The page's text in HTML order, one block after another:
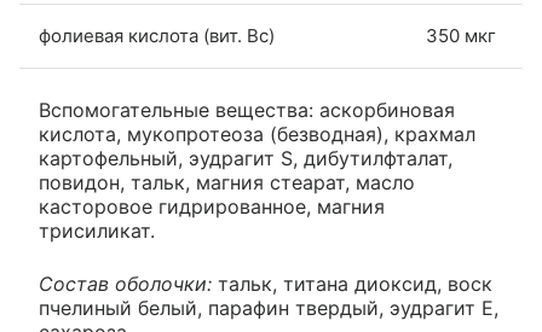
фолиевая кислота (вит. Bc) 350 мкг
Вспомогательные вещества: аскорбиновая
кислота, мукопротеоза (безводная), крахмал
картофельный, эудрагит S, дибутилфталат,
повидон, тальк, магния стеарат, масло
касторовое гидрированное, магния
трисиликат.
Состав оболочки: тальк, титана диоксид, воск
пчелиный белый, парафин твердый, эудрагит Е,